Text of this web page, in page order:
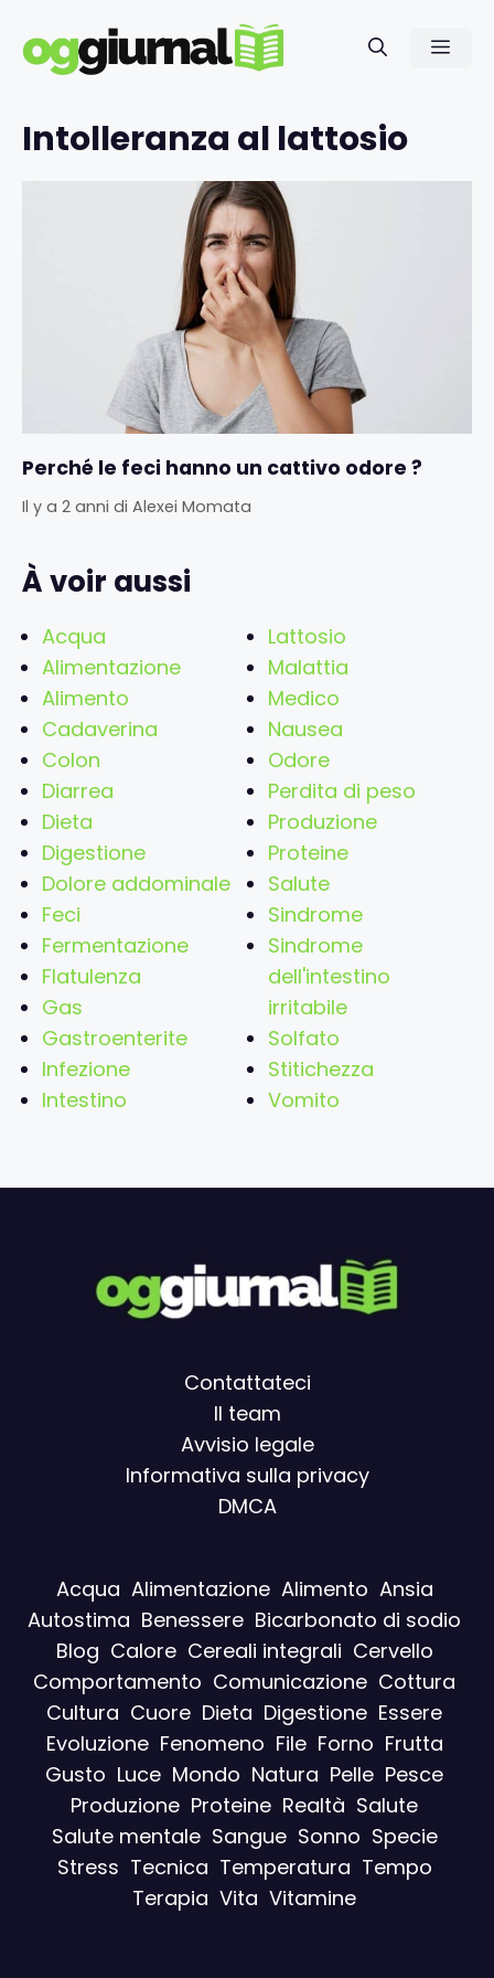
contenuto
Intolleranza al lattosio
Perché le feci hanno un cattivo odore ?
Il y a 2 anni di Alexei Momata
À voir aussi
Acqua
Alimentazione
Alimento
Cadaverina
Colon
Diarrea
Dieta
Digestione
Dolore addominale
Feci
Fermentazione
Flatulenza
Gas
Gastroenterite
Infezione
Intestino
Lattosio
Malattia
Medico
Nausea
Odore
Perdita di peso
Produzione
Proteine
Salute
Sindrome
Sindrome
dell'intestino
irritabile
Solfato
Stitichezza
Vomito
Contattateci
Il team
Avvisio legale
Informativa sulla privacy
DMCA
Acqua Alimentazione Alimento Ansia
Autostima Benessere Bicarbonato di sodio
Blog Calore Cereali integrali Cervello
Comportamento Comunicazione Cottura
Cultura Cuore Dieta Digestione Essere
Evoluzione Fenomeno File Forno Frutta
Gusto Luce Mondo Natura Pelle Pesce
Produzione Proteine Realtà Salute
Salute mentale Sangue Sonno Specie
Stress Tecnica Temperatura Tempo
Terapia Vita Vitamine